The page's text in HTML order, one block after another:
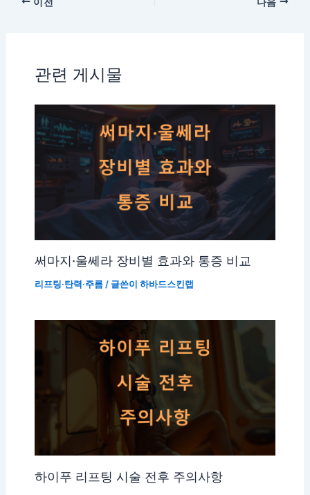
관련 게시물
써마지·울쎄라 장비별 효과와 통증 비교
리프팅·탄력·주름/ 글쓴이 하바드스킨랩
하이푸 리프팅 시술 전후 주의사항